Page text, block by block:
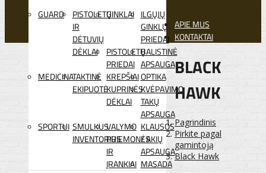
GUARD
PISTOLETŲ
IR
DĖTUVIŲ
DĖKLAI
GINKLAI ILGŲJŲ
GINKLŲ
PRIEDAI
PISTOLETŲ
PRIEDAI
BALISTINĖ
APSAUGA
MEDICINATAKTINĖ
EKIPUOTĖ
KREPŠIAI
KUPRINĖS
DĖKLAI
OPTIKA
KVĖPAVIMO
TAKŲ
APSAUGA
SPORTUI SMULKUS
INVENTORIUS
VALYMO
PRIEMONĖS
IR
ĮRANKIAI
KLAUSOS
/ AKIŲ
APSAUGA
MASADA
APIE MUS
KONTAKTAI
BLACK
HAWK
Pagrindinis
Pirkite pagal
gamintoją
Black Hawk